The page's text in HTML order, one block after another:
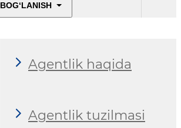
BOG‘LANISH
Agentlik haqida
Agentlik tuzilmasi